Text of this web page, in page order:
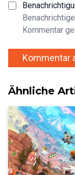
Kommentar
Kommentar
Ähnliche